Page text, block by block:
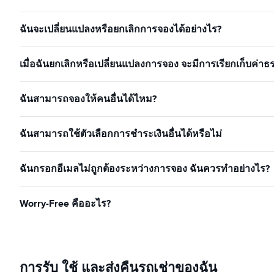
ฉันจะเปลี่ยนแปลงหรือยกเลิกการจองได้อย่างไร?
เมื่อฉันยกเลิกหรือเปลี่ยนแปลงการจอง จะมีการเรียกเก็บค่า
ฉันสามารถจองให้คนอื่นได้ไหม?
ฉันสามารถใช้ตัวเลือกการชำระเงินอื่นได้หรือไม่
ฉันกรอกอีเมลไม่ถูกต้องระหว่างการจอง ฉันควรทำอย่างไร?
Worry-Free คืออะไร?
การรับ ใช้ และส่งคืนรถเช่าของฉัน